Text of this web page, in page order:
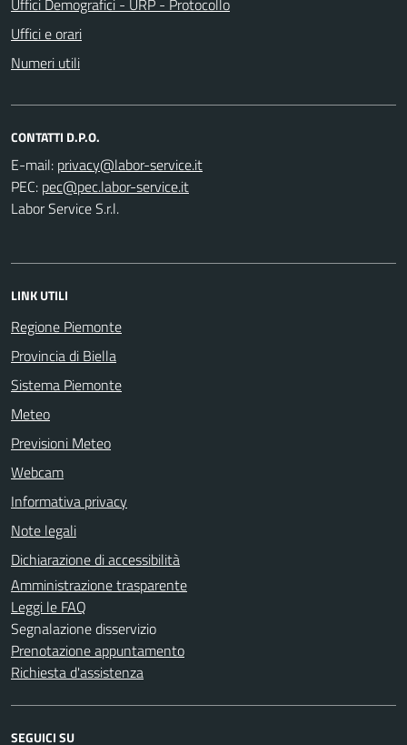
Uffici e orari
Numeri utili
CONTATTI D.P.O.
E-mail:
PEC:
Labor Service S.r.l.
LINK UTILI
Regione Piemonte
Provincia di Biella
Sistema Piemonte
Meteo
Previsioni Meteo
Webcam
Informativa privacy
Note legali
Dichiarazione di accessibilità
Amministrazione trasparente
Leggi le FAQ
Segnalazione disservizio
Prenotazione appuntamento
Richiesta d'assistenza
SEGUICI SU